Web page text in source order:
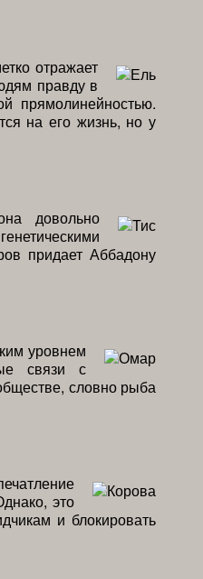
отражает
правду в
прямолинейностью.
на его жизнь, но у
довольно
придает Аббадону
уровнем
связи с
словно рыба
это
и блокировать